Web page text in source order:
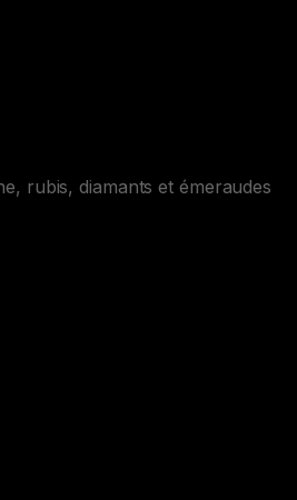
rubis, diamants et émeraudes